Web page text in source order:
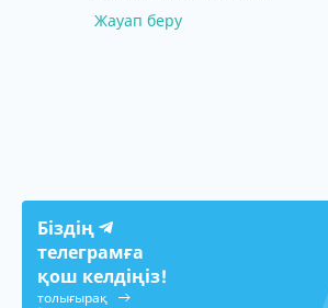
Жауап беру
Біздің
телеграмға
қош келдіңіз!
толығырақ